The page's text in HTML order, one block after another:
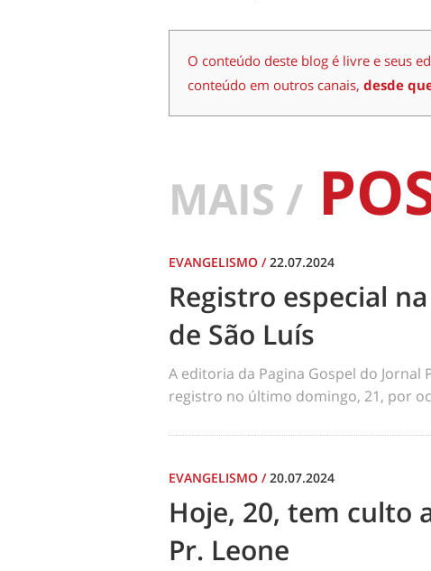
O conteúdo deste blog é livre e seus
conteúdo em outros canais, desde
MAIS /
EVANGELISMO /22.07.2024
Registro especial
de São Luís
A editoria da Pagina Gospel do Jornal
registro no último domingo, 21, por
EVANGELISMO /20.07.2024
Hoje, 20, tem culto
Pr. Leone